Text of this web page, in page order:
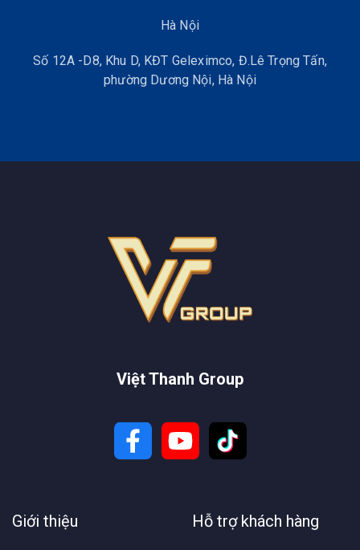
Hà Nội
Số 12A -D8, Khu D, KĐT Geleximco, Đ.Lê Trọng Tấn,
phường Dương Nội, Hà Nội
Việt Thanh Group
Giới thiệu Hỗ trợ khách hàng